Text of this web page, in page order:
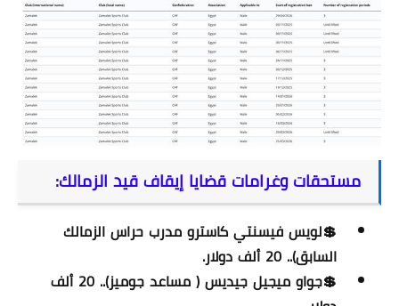
مستحقات وغرامات قضايا إيقاف قيد الزمالك:
💲لويس فيسنتي كاسترو مدرب حراس الزمالك
السابق).. 20 ألف دولار.
💲جواو ميجيل جيديس ( مساعد جوميز).. 20 ألف